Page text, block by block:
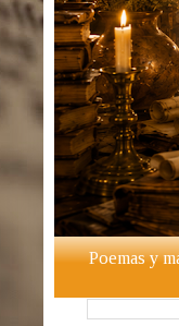
Poemas y